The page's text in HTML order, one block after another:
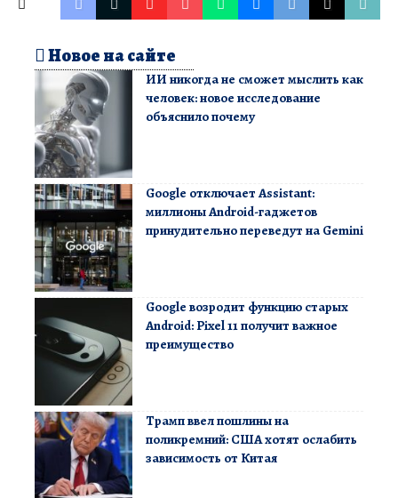
Новое на сайте
ИИ никогда не сможет мыслить как
человек: новое исследование
объяснило почему
Google отключает Assistant:
миллионы Android-гаджетов
принудительно переведут на Gemini
Google возродит функцию старых
Android: Pixel 11 получит важное
преимущество
Трамп ввел пошлины на
поликремний: США хотят ослабить
зависимость от Китая